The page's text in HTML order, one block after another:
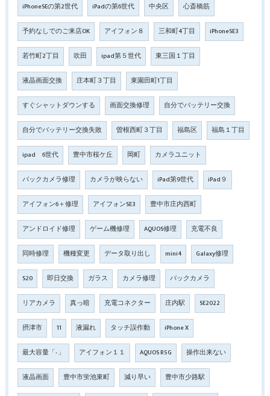
iPhoneSEの第2世代 iPadの第6世代 中央区 心斎橋筋
予約なしでのご来店OK アイフォン８ 三和町4丁目 iPhoneSE3
若竹町2丁目 吹田 ipad第５世代 東三国１丁目
液晶画面交換 庄本町３丁目 東園田町1丁目
すぐシャットダウンする 画面交換修理 自分でバッテリー交換
自分でバッテリー交換失敗 曽根西町３丁目 福島区 福島１丁目
ipad 6世代 豊中市桜ケ丘 岡町 カメラユニット
バックカメラ修理 カメラが映らない iPad第9世代 iPad９
アイフォン6＋修理 アイフォンSE3 豊中市庄内西町
アンドロイド修理 ゲーム機修理 AQUOS修理 充電不良
同時修理 機種変更 データ取り出し mini4 Galaxy修理
S20 即日交換 ガラス カメラ修理 バックカメラ
リアカメラ 真っ暗 充電コネクター 庄内駅 SE2022
摂津市 11 液漏れ タッチ誤作動 iPhone X
最大容量「‐」 アイフォン１１ AQUOS R5G 操作出来ない
液晶画面 豊中市蛍池東町 減り早い 豊中市少路駅